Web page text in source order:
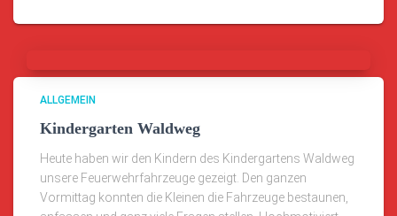
ALLGEMEIN
Kindergarten Waldweg
Heute haben wir den Kindern des Kindergartens Waldweg
unsere Feuerwehrfahrzeuge gezeigt. Den ganzen
Vormittag konnten die Kleinen die Fahrzeuge bestaunen,